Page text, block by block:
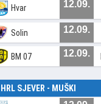
Hvar 12.09.
Solin 12.09.
BM 07 12.09.
SJEVER - MUŠKI